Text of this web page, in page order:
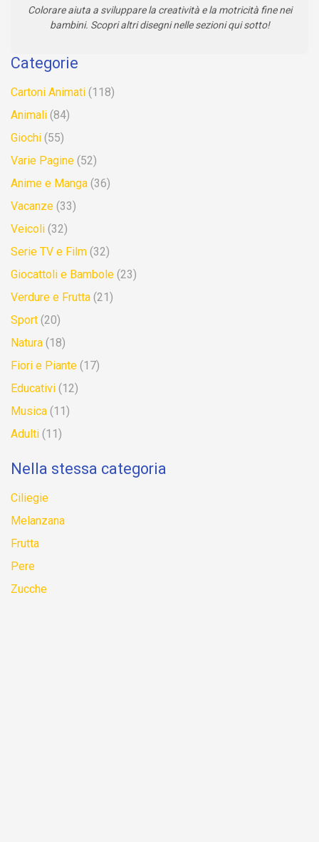
Colorare aiuta a sviluppare la creatività e la motricità fine nei
bambini. Scopri altri disegni nelle sezioni qui sotto!
Categorie
Cartoni Animati (118)
Animali (84)
Giochi (55)
Varie Pagine (52)
Anime e Manga (36)
Vacanze (33)
Veicoli (32)
Serie TV e Film (32)
Giocattoli e Bambole (23)
Verdure e Frutta (21)
Sport (20)
Natura (18)
Fiori e Piante (17)
Educativi (12)
Musica (11)
Adulti (11)
Nella stessa categoria
Ciliegie
Melanzana
Frutta
Pere
Zucche